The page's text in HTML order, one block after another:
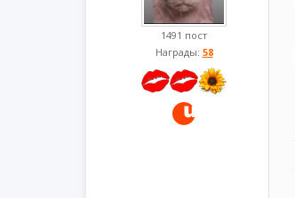
1491 пост
Награды: 58